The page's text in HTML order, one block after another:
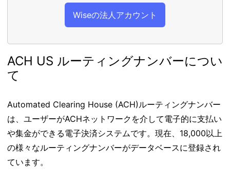
Wiseの法人アカウント
ACH US ルーティングナンバーについ
て
Automated Clearing House (ACH)ルーティングナンバー
は、ユーザーがACHネットワークを介して電子的に支払い
や集金ができる電子決済システムです。現在、18,000以上
の様々なルーティングナンバーがデータベースに登録され
ています。